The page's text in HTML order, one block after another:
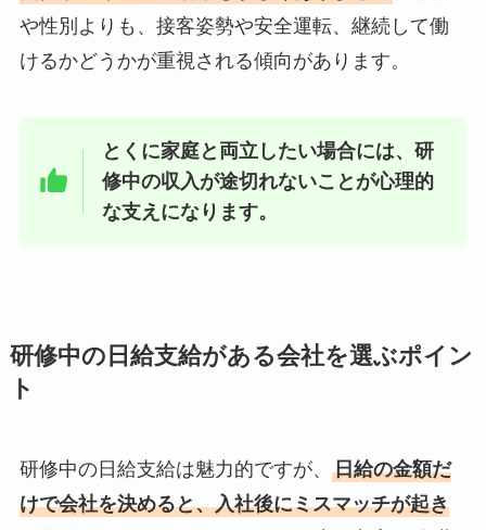
や性別よりも、接客姿勢や安全運転、継続して働
けるかどうかが重視される傾向があります。
とくに家庭と両立したい場合には、研
修中の収入が途切れないことが心理的
な支えになります。
研修中の日給支給がある会社を選ぶポイン
ト
研修中の日給支給は魅力的ですが、 日給の金額だ
けで会社を決めると、入社後にミスマッチが起き